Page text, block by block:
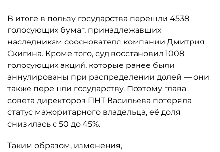
В итоге в пользу государства перешли 4538
голосующих бумаг, принадлежавших
наследникам сооснователя компании Дмитрия
Скигина. Кроме того, суд восстановил 1008
голосующих акций, которые ранее были
аннулированы при распределении долей — они
также перешли государству. Поэтому глава
совета директоров ПНТ Васильева потеряла
статус мажоритарного владельца, её доля
снизилась с 50 до 45%.
Таким образом, изменения,